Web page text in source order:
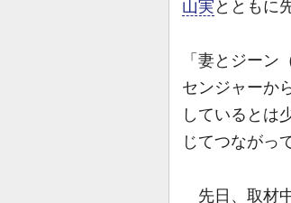
山実 とともに
「妻とジー
センジャーか
しているとは
じてつながっ
先日、取材